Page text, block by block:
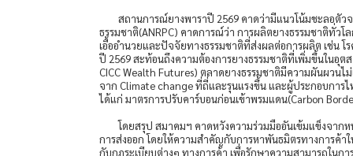
สถานการณ์ยางพาราปี 2569 คาดว่ามีแนวโน้มชะลอตั
ธรรมชาติ(ANRPC) คาดการณ์ว่า การผลิตยางธรรมชาติทั่ว
เอื้ออำนวยและปัจจัยทางธรรมชาติที่ส่งผลต่อการผลิต เช่น โ
ปี 2569 สะท้อนถึงความต้องการยางธรรมชาติที่เพิ่มขึ้นในอุ
CICC Wealth Futures) ตลาดยางธรรมชาติมีความผันผวน
จาก Climate change ที่ถี่และรุนแรงขึ้น และผู้ประกอบกา
ได้แก่ มาตรการปรับคาร์บอนก่อนเข้าพรมแดน(Carbon
โดยสรุป สมาคมฯ คาดหวังความร่วมมืออันเข้มแข็งจาก
การส่งออก โดยให้ความสำคัญกับการหาพันธมิตรทางการค้า
กับกฎระเบียบต่างๆ ทางการค้า เพื่อรักษาความสามารถใน